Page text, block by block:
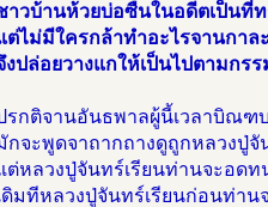
าวบ้านห้วยบ่อซืนในอดีตเป็นที่
ต่ไม่มีใครกล้าทำอะไรจานกาล
งปล่อยวางแกให้เป็นไปตามกรร
รกติจานอันธพาลผู้นี้เวลาบิณฑ
กจะพูดจาถากถางดูถูกหลวงปู่จั
ต่หลวงปู่จันทร์เรียนท่านจะอด
ดิมทีหลวงปู่จันทร์เรียนก่อนท่า